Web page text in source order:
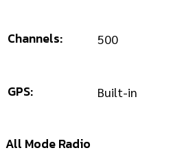
Channels: 500
GPS: Built-in
All Mode Radio